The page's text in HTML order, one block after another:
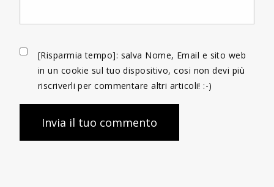
[Risparmia tempo]: salva Nome, Email e sito web
in un cookie sul tuo dispositivo, cosi non devi più
riscriverli per commentare altri articoli! :-)